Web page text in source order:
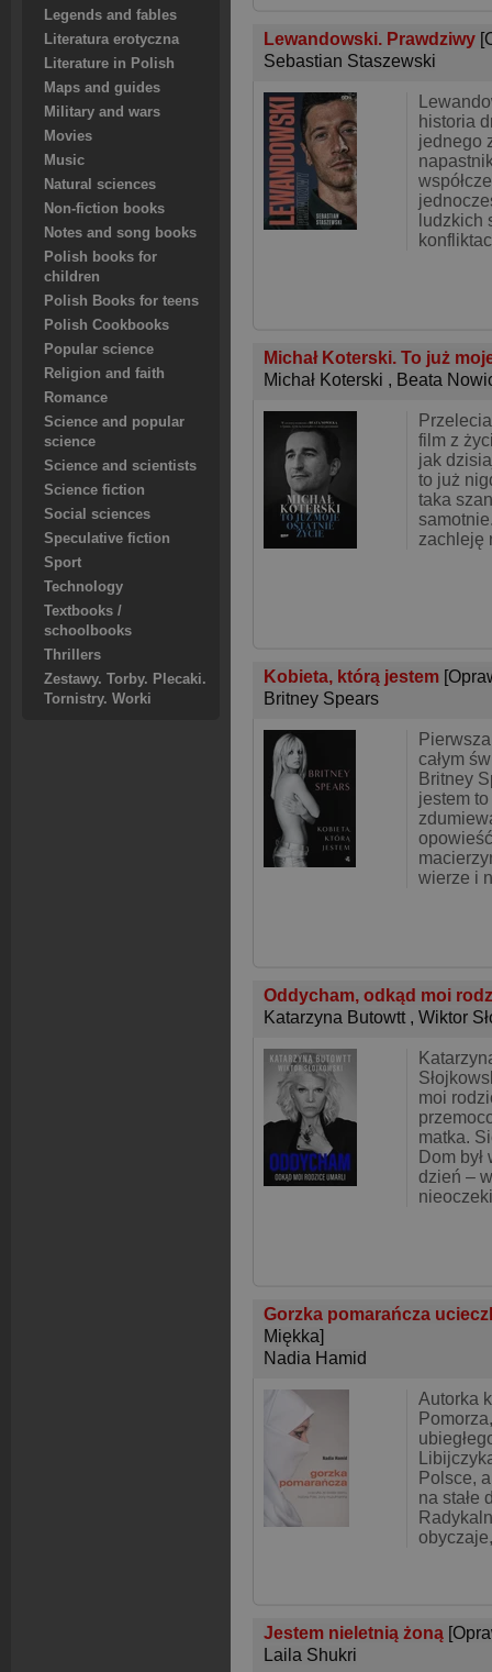
Legends and fables
Literatura erotyczna
Literature in Polish
Maps and guides
Military and wars
Movies
Music
Natural sciences
Non-fiction books
Notes and song books
Polish books for
children
Polish Books for teens
Polish Cookbooks
Popular science
Religion and faith
Romance
Science and popular
science
Science and scientists
Science fiction
Social sciences
Speculative fiction
Sport
Technology
Textbooks /
schoolbooks
Thrillers
Zestawy. Torby. Plecaki.
Tornistry. Worki
Lewandowski. Prawdziwy
Sebastian Staszewski
historia
jednego
ludzkich
Michał Koterski. To już
Michał Koterski , Beata
film z
jak
to już
taka
zachleję
Kobieta, którą jestem
Britney Spears
całym
Britney
jestem
wierze i
Oddycham, odkąd moi
Katarzyna Butowtt , Wiktor
moi
matka.
Dom
dzień –
Gorzka pomarańcza
Miękka]
Nadia Hamid
Autorka
Polsce,
na stałe
Jestem nieletnią żoną
Laila Shukri